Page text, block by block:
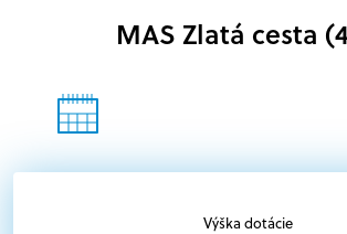
Výška dotácie
MAS Zlatá cesta